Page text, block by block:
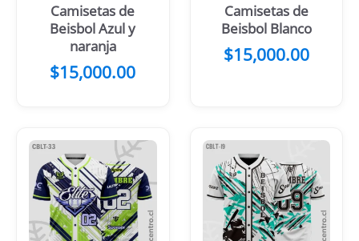
Camisetas de
Beisbol Azul y
naranja
$15,000.00
Camisetas de
Beisbol Blanco
$15,000.00